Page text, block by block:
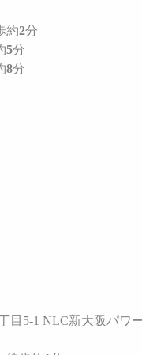
約2分
5分
8分
目5-1 NLC新大阪パワ